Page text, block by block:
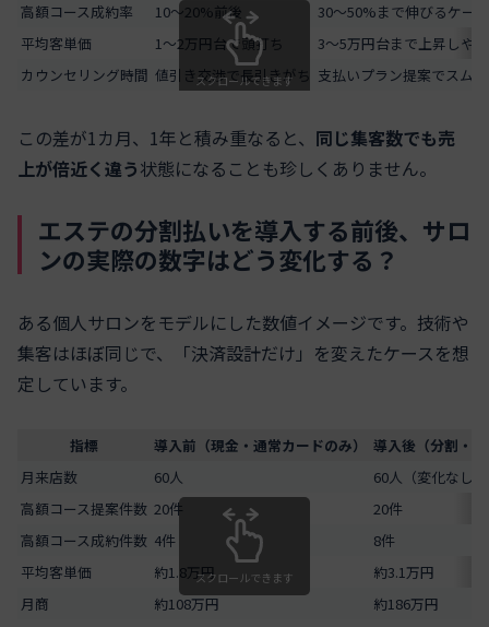
高額コース成約率
10〜20%前後
30〜50%まで伸びるケース
平均客単価
1〜2万円台で頭打ち
3〜5万円台まで上昇しや
カウンセリング時間 値引き交渉で長引きがち 支払いプラン提案でスム
スクロールできます
この差が1カ月、1年と積み重なると、 同じ集客数でも売
上が倍近く違う状態になることも珍しくありません。
エステの分割払いを導入する前後、サロ
ンの実際の数字はどう変化する？
ある個人サロンをモデルにした数値イメージです。技術や
集客はほぼ同じで、「決済設計だけ」を変えたケースを想
定しています。
指標 導入前（現金・通常カードのみ）
導入後（分割・
月来店数
60人
60人（変化なし）
高額コース提案件数 20件
20件
高額コース成約件数 4件
8件
平均客単価
約1.8万円
約3.1万円
月商
約108万円 約186万円
スクロールできます